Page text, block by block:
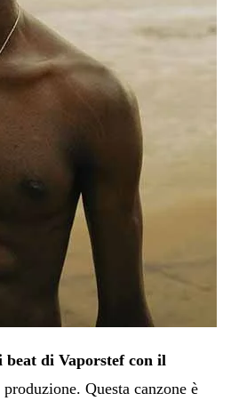
beat di Vaporstef con il
Questa canzone è